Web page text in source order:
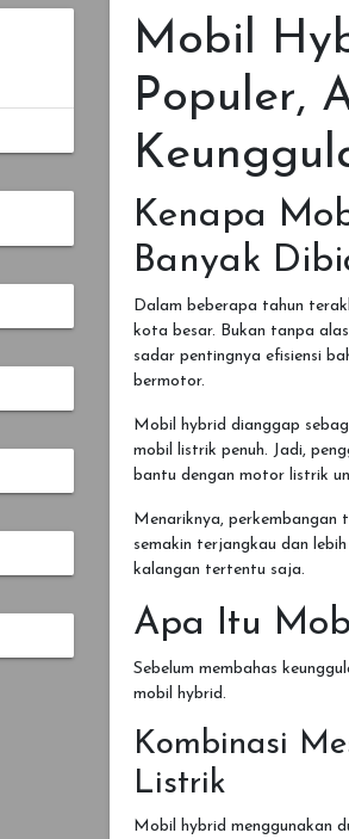
Mobil
Populer,
Kenapa
Banyak
Dalam beberapa tahun
kota besar. Bukan tanpa
sadar pentingnya efisiensi
bermotor.
Mobil hybrid dianggap
mobil listrik penuh. Jadi,
bantu dengan motor listrik
Menariknya,
semakin terjangkau dan
kalangan tertentu saja.
Apa Itu
Sebelum membahas
mobil hybrid.
Kombinasi
Listrik
Mobil hybrid menggunakan